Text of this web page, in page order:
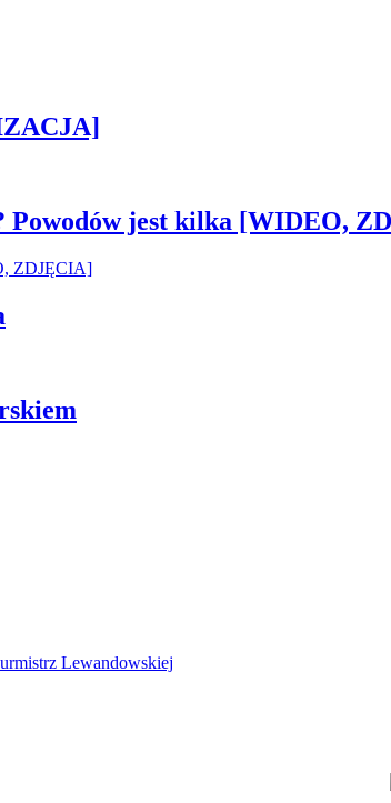
Powodów jest kilka [WIDEO,
Lewandowskiej